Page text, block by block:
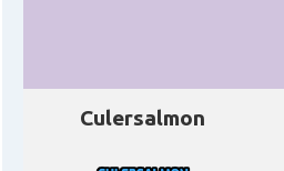
Culersalmon